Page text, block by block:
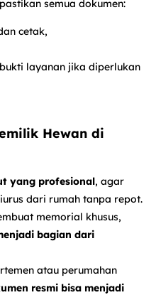
semua dokumen:
cetak,
layanan jika diperlukan
Hewan di
yang profesional, agar
dari rumah tanpa repot.
memorial khusus,
bagian dari
atau perumahan
resmi bisa menjadi